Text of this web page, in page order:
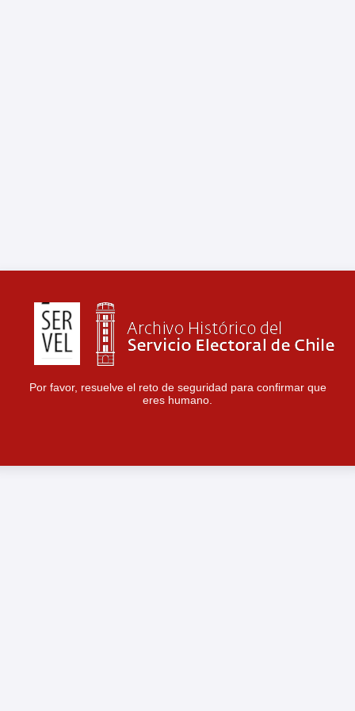
Por favor, resuelve el reto de seguridad para confirmar que
eres humano.